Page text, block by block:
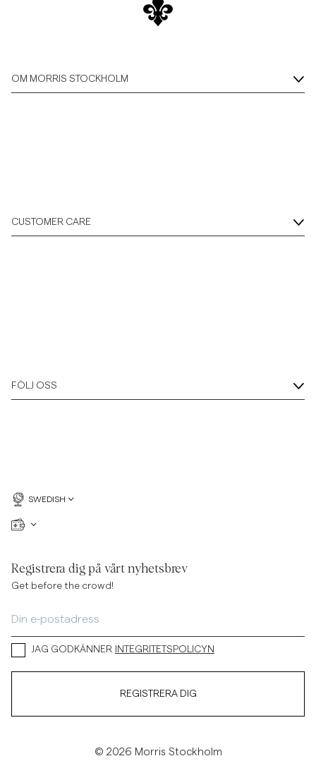
OM MORRIS STOCKHOLM
CUSTOMER CARE
FÖLJ OSS
SWEDISH
Registrera dig på vårt nyhetsbrev
Get before the crowd!
JAG GODKÄNNER INTEGRITETSPOLICYN
REGISTRERA DIG
© 2026 Morris Stockholm